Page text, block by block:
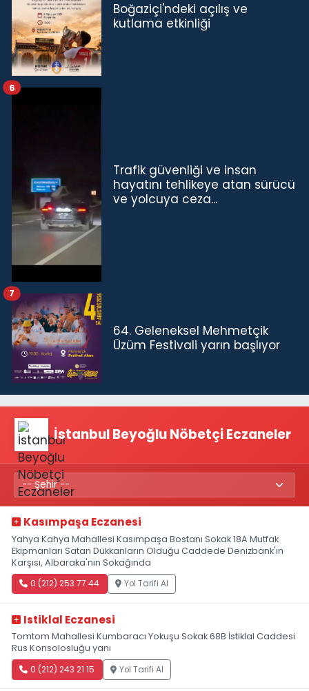
Boğaziçi'ndeki açılış ve
kutlama etkinliği
Trafik güvenliği ve insan
hayatını tehlikeye atan sürücü
ve yolcuya ceza...
6
64. Geleneksel Mehmetçik
Üzüm Festivali yarın başlıyor
7
İstanbul Beyoğlu Nöbetçi Eczaneler
Kasımpaşa Eczanesi
Yahya Kahya Mahallesi Kasımpaşa Bostanı Sokak 18A Mutfak
Ekipmanları Satan Dükkanların Olduğu Caddede Denizbank'ın
Karşısı, Albaraka'nın Sokağında
0 (212) 253 77 44 Yol Tarifi Al
Istiklal Eczanesi
Tomtom Mahallesi Kumbaracı Yokuşu Sokak 68B İstiklal Caddesi
Rus Konsolosluğu yanı
0 (212) 243 21 15 Yol Tarifi Al